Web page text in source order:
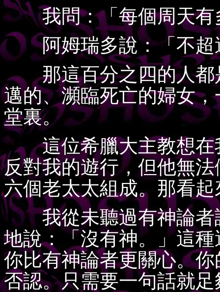
我問：「每個周天有
阿姆瑞多說：「不超
那這百分之四的人都
邁的、瀕臨死亡的婦女
堂裏。
這位希臘大主教想在
反對我的遊行，但他無
六個老太太組成。那看
我從未聽過有神論者
地說：「沒有神。」這
你比有神論者更關心。
否認。只需要一句話就